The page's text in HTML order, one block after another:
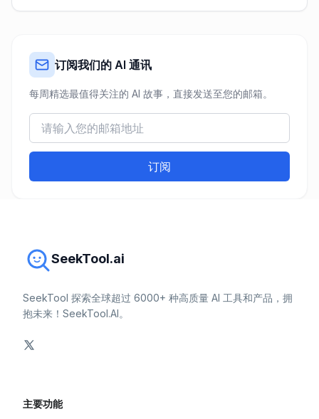
订阅我们的 AI 通讯
每周精选最值得关注的 AI 故事，直接发送至您的邮箱。
订阅
SeekTool.ai
SeekTool 探索全球超过 6000+ 种高质量 AI 工具和产品，拥
抱未来！SeekTool.AI。
主要功能